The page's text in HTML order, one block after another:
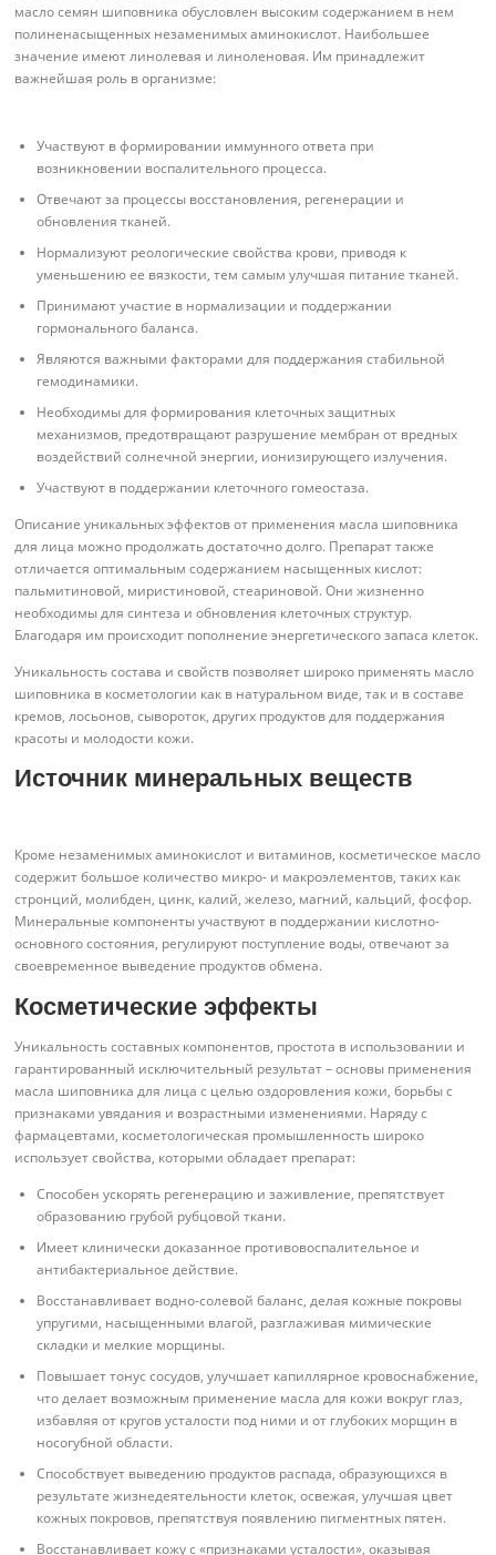
масло семян шиповника обусловлен высоким содержанием в нем
полиненасыщенных незаменимых аминокислот. Наибольшее
значение имеют линолевая и линоленовая. Им принадлежит
важнейшая роль в организме:
Участвуют в формировании иммунного ответа при
возникновении воспалительного процесса.
Отвечают за процессы восстановления, регенерации и
обновления тканей.
Нормализуют реологические свойства крови, приводя к
уменьшению ее вязкости, тем самым улучшая питание тканей.
Принимают участие в нормализации и поддержании
гормонального баланса.
Являются важными факторами для поддержания стабильной
гемодинамики.
Необходимы для формирования клеточных защитных
механизмов, предотвращают разрушение мембран от вредных
воздействий солнечной энергии, ионизирующего излучения.
Участвуют в поддержании клеточного гомеостаза.
Описание уникальных эффектов от применения масла шиповника
для лица можно продолжать достаточно долго. Препарат также
отличается оптимальным содержанием насыщенных кислот:
пальмитиновой, миристиновой, стеариновой. Они жизненно
необходимы для синтеза и обновления клеточных структур.
Благодаря им происходит пополнение энергетического запаса клеток.
Уникальность состава и свойств позволяет широко применять масло
шиповника в косметологии как в натуральном виде, так и в составе
кремов, лосьонов, сывороток, других продуктов для поддержания
красоты и молодости кожи.
Источник минеральных веществ
Кроме незаменимых аминокислот и витаминов, косметическое масло
содержит большое количество микро- и макроэлементов, таких как
стронций, молибден, цинк, калий, железо, магний, кальций, фосфор.
Минеральные компоненты участвуют в поддержании кислотно-
основного состояния, регулируют поступление воды, отвечают за
своевременное выведение продуктов обмена.
Косметические эффекты
Уникальность составных компонентов, простота в использовании и
гарантированный исключительный результат – основы применения
масла шиповника для лица с целью оздоровления кожи, борьбы с
признаками увядания и возрастными изменениями. Наряду с
фармацевтами, косметологическая промышленность широко
использует свойства, которыми обладает препарат:
Способен ускорять регенерацию и заживление, препятствует
образованию грубой рубцовой ткани.
Имеет клинически доказанное противовоспалительное и
антибактериальное действие.
Восстанавливает водно-солевой баланс, делая кожные покровы
упругими, насыщенными влагой, разглаживая мимические
складки и мелкие морщины.
Повышает тонус сосудов, улучшает капиллярное кровоснабжение,
что делает возможным применение масла для кожи вокруг глаз,
избавляя от кругов усталости под ними и от глубоких морщин в
носогубной области.
Способствует выведению продуктов распада, образующихся в
результате жизнедеятельности клеток, освежая, улучшая цвет
кожных покровов, препятствуя появлению пигментных пятен.
Восстанавливает кожу с «признаками усталости», оказывая